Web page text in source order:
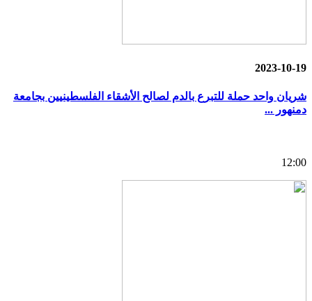
2023-10-19
شريان واحد حملة للتبرع بالدم لصالح الأشقاء الفلسطينيين بجامعة
دمنهور ...
12:00